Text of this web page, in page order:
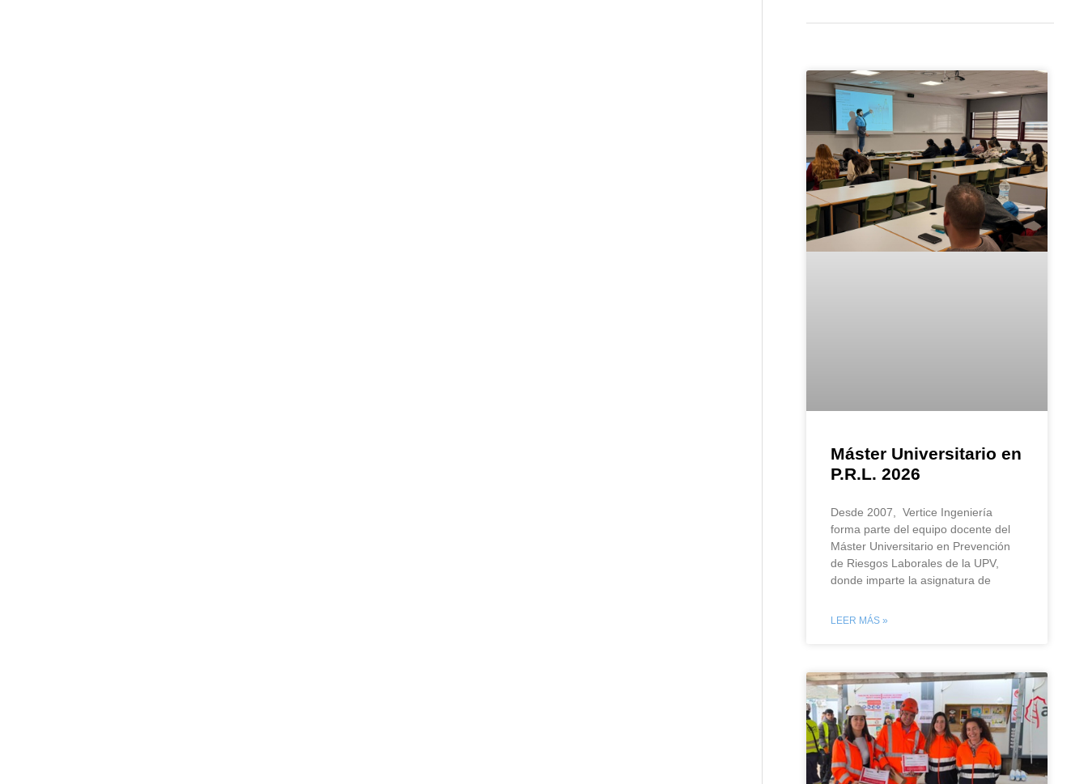
Máster Universitario en
P.R.L. 2026
Desde 2007, Vertice Ingeniería
forma parte del equipo docente del
Máster Universitario en Prevención
de Riesgos Laborales de la UPV,
donde imparte la asignatura de
LEER MÁS »